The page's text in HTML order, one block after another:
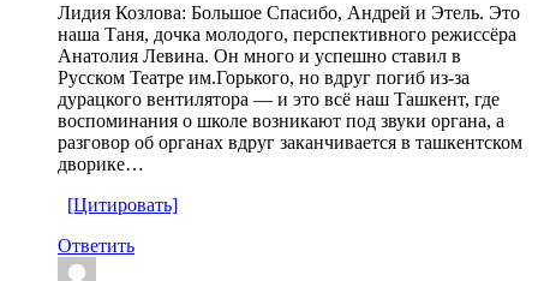
Лидия Козлова: Большое Спасибо, Андрей и Этель. Это
наша Таня, дочка молодого, перспективного режиссёра
Анатолия Левина. Он много и успешно ставил в
Русском Театре им.Горького, но вдруг погиб из-за
дурацкого вентилятора — и это всё наш Ташкент, где
воспоминания о школе возникают под звуки органа, а
разговор об органах вдруг заканчивается в ташкентском
дворике…
[Цитировать]
Ответить